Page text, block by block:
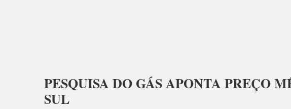
PESQUISA DO GÁS APONTA PREÇO
SUL